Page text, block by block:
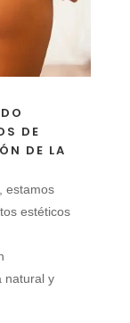
DE
DE LA
estamos
estéticos
natural y